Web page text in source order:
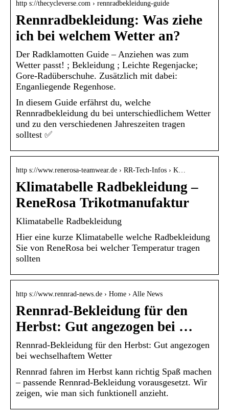
http s://thecycleverse.com › rennradbekleidung-guide
Rennradbekleidung: Was ziehe
ich bei welchem Wetter an?
Der Radklamotten Guide – Anziehen was zum
Wetter passt! ; Bekleidung ; Leichte Regenjacke;
Gore-Radüberschuhe. Zusätzlich mit dabei:
Enganliegende Regenhose.
In diesem Guide erfährst du, welche
Rennradbekleidung du bei unterschiedlichem Wetter
und zu den verschiedenen Jahreszeiten tragen
solltest ✅
http s://www.renerosa-teamwear.de › RR-Tech-Infos › K…
Klimatabelle Radbekleidung –
ReneRosa Trikotmanufaktur
Klimatabelle Radbekleidung
Hier eine kurze Klimatabelle welche Radbekleidung
Sie von ReneRosa bei welcher Temperatur tragen
sollten
http s://www.rennrad-news.de › Home › Alle News
Rennrad-Bekleidung für den
Herbst: Gut angezogen bei …
Rennrad-Bekleidung für den Herbst: Gut angezogen
bei wechselhaftem Wetter
Rennrad fahren im Herbst kann richtig Spaß machen
– passende Rennrad-Bekleidung vorausgesetzt. Wir
zeigen, wie man sich funktionell anzieht.